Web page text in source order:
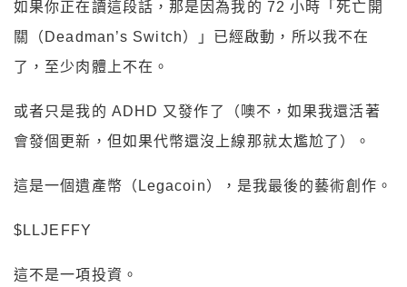
如果你正在讀這段話，那是因為我的 72 小時「死亡開
關（Deadman’s Switch）」已經啟動，所以我不在
了，至少肉體上不在。
或者只是我的 ADHD 又發作了（噢不，如果我還活著
會發個更新，但如果代幣還沒上線那就太尷尬了）。
這是一個遺產幣（Legacoin），是我最後的藝術創作。
$LLJEFFY
這不是一項投資。